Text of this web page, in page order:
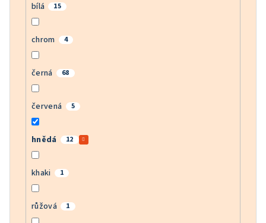
bílá 15
chrom 4
černá 68
červená 5
hnědá 12
khaki 1
růžová 1